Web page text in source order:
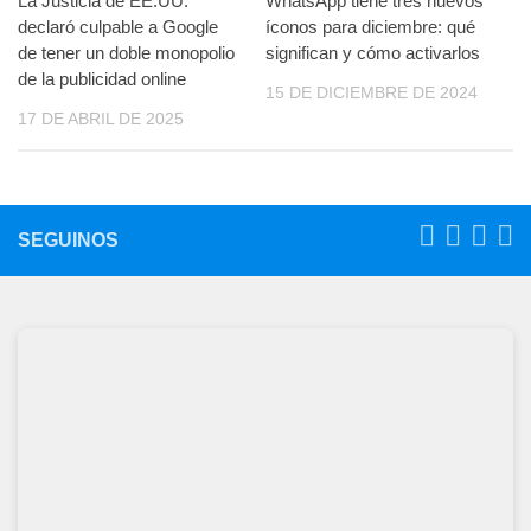
declaró culpable a Google
de tener un doble monopolio
de la publicidad online
17 DE ABRIL DE 2025
íconos para diciembre: qué
significan y cómo activarlos
15 DE DICIEMBRE DE 2024
SEGUINOS